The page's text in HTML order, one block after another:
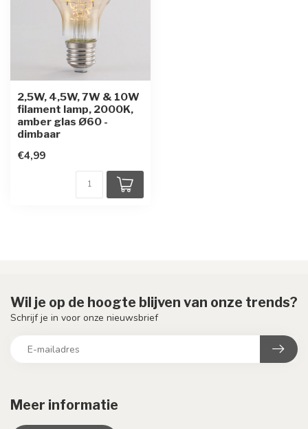
2,5W, 4,5W, 7W & 10W
filament lamp, 2000K,
amber glas Ø60 -
dimbaar
€4,99
Meer informatie
Wil je op de hoogte blijven van onze trends?
Schrijf je in voor onze nieuwsbrief